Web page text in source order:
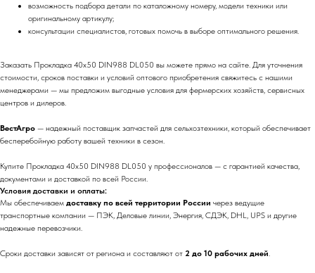
возможность подбора детали по каталожному номеру, модели техники или
оригинальному артикулу;
консультации специалистов, готовых помочь в выборе оптимального решения.
Заказать Прокладка 40х50 DIN988 DL050 вы можете прямо на сайте. Для уточнения
стоимости, сроков поставки и условий оптового приобретения свяжитесь с нашими
менеджерами — мы предложим выгодные условия для фермерских хозяйств, сервисных
центров и дилеров.
ВестАгро — надежный поставщик запчастей для сельхозтехники, который обеспечивает
бесперебойную работу вашей техники в сезон.
Купите Прокладка 40х50 DIN988 DL050 у профессионалов — с гарантией качества,
документами и доставкой по всей России.
Условия доставки и оплаты:
Мы обеспечиваем доставку по всей территории России через ведущие
транспортные компании — ПЭК, Деловые линии, Энергия, СДЭК, DHL, UPS и другие
надежные перевозчики.
Сроки доставки зависят от региона и составляют от 2 до 10 рабочих дней.